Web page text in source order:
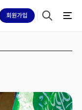
회원가입